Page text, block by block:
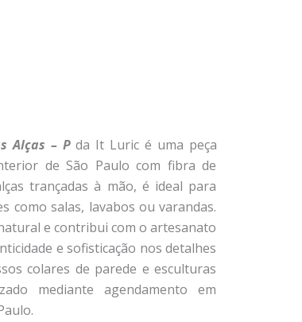
Alças – Pda It Luric é uma peça
de São Paulo com fibra de
trançadas à mão, é ideal para
como salas, lavabos ou varandas.
e contribui com o artesanato
e sofisticação nos detalhes
colares de parede e esculturas
mediante agendamento em